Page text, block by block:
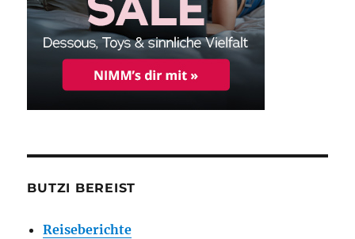
BUTZI BEREIST
Reiseberichte